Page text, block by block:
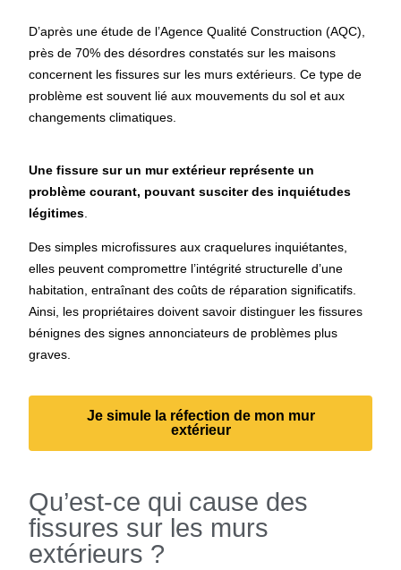
D’après une étude de l’Agence Qualité Construction (AQC),
près de 70% des désordres constatés sur les maisons
concernent les fissures sur les murs extérieurs. Ce type de
problème est souvent lié aux mouvements du sol et aux
changements climatiques.
Une fissure sur un mur extérieur représente un
problème courant, pouvant susciter des inquiétudes
légitimes
Des simples microfissures aux craquelures inquiétantes,
elles peuvent compromettre l’intégrité structurelle d’une
habitation, entraînant des coûts de réparation significatifs.
Ainsi, les propriétaires doivent savoir distinguer les fissures
bénignes des signes annonciateurs de problèmes plus
graves.
Je simule la réfection de mon mur
extérieur
Qu’est-ce qui cause des
fissures sur les murs
extérieurs ?